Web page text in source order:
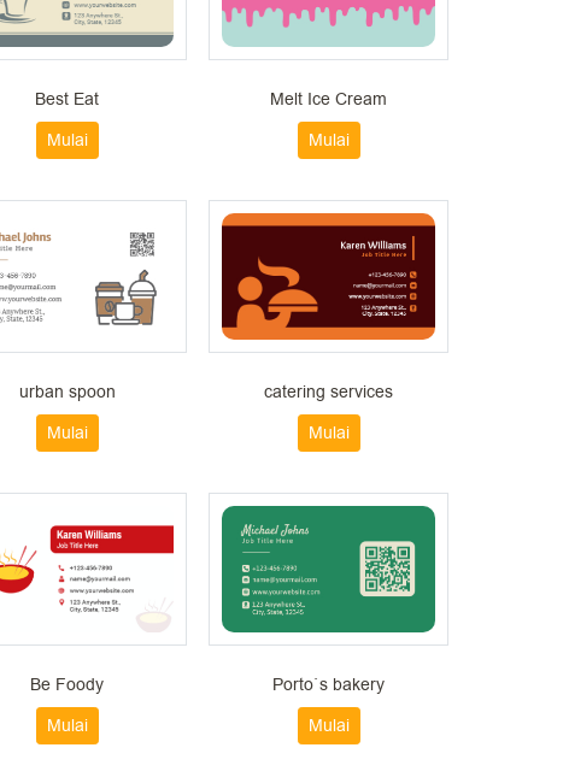
Best Eat
Mulai
Melt Ice Cream
Mulai
urban spoon
Mulai
catering services
Mulai
Be Foody
Mulai
Porto`s bakery
Mulai